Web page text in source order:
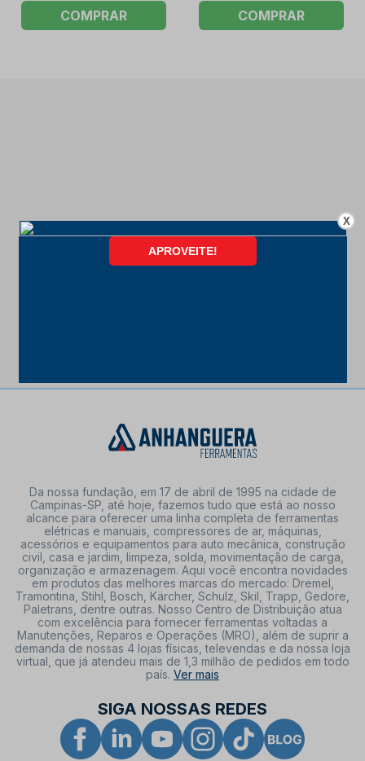
COMPRAR COMPRAR
FORMAS DE PAGAMENTO
Da nossa fundação, em 17 de abril de 1995 na cidade de
Campinas-SP, até hoje, fazemos tudo que está ao nosso
alcance para oferecer uma linha completa de ferramentas
elétricas e manuais, compressores de ar, máquinas,
acessórios e equipamentos para auto mecânica, construção
civil, casa e jardim, limpeza, solda, movimentação de carga,
organização e armazenagem. Aqui você encontra novidades
em produtos das melhores marcas do mercado: Dremel,
Tramontina, Stihl, Bosch, Kärcher, Schulz, Skil, Trapp, Gedore,
Paletrans, dentre outras. Nosso Centro de Distribuição atua
com excelência para fornecer ferramentas voltadas a
Manutenções, Reparos e Operações (MRO), além de suprir a
demanda de nossas 4 lojas físicas, televendas e da nossa loja
virtual, que já atendeu mais de 1,3 milhão de pedidos em todo
país. Ver mais
SIGA NOSSAS REDES
X